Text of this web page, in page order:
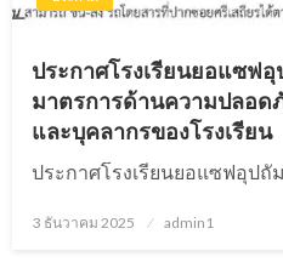
ประกาศโรงเรียนยอแซฟ
มาตรการด้านความปลอด
และบุคลากรของโรงเรียน
ประกาศโรงเรียนยอแซฟอุป
Posted
3 ธันวาคม 2025 admin1